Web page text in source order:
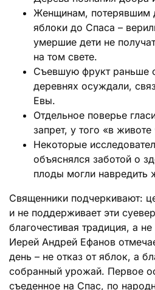
Женщинам, потерявшим
яблоки до Спаса –
умершие дети не
на том свете.
Съевшую фрукт раньше
деревнях осуждали,
Евы.
Отдельное поверье
запрет, у того «в
Некоторые
объяснялся заботой о
плоды могли навредить
Священники подчеркивают:
и не поддерживает эти
благочестивая традиция, а
Иерей Андрей Ефанов
день – не отказ от яблок, а
собранный урожай. Первое
съеденное на Спас, по